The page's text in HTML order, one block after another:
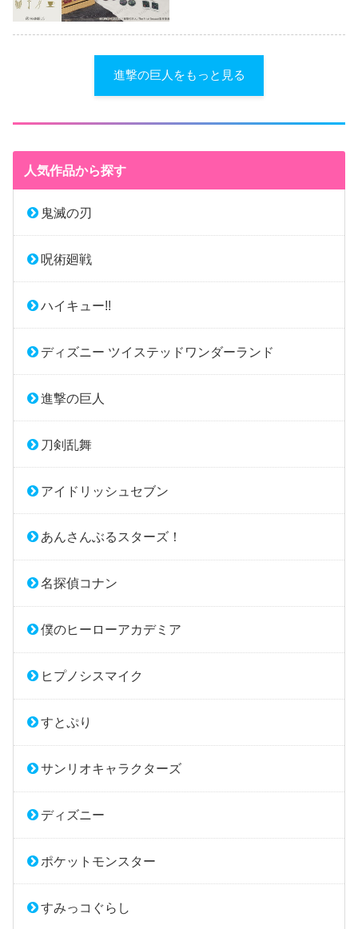
進撃の巨人をもっと見る
人気作品から探す
鬼滅の刃
呪術廻戦
ハイキュー!!
ディズニー ツイステッドワンダーランド
進撃の巨人
刀剣乱舞
アイドリッシュセブン
あんさんぶるスターズ！
名探偵コナン
僕のヒーローアカデミア
ヒプノシスマイク
すとぷり
サンリオキャラクターズ
ディズニー
ポケットモンスター
すみっコぐらし